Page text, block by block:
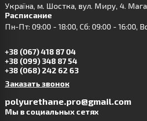
Українa, м. Шостка, вул. Миру, 4.
Расписание
Пн-Пт: 09:00 - 18:00, Сб: 09:00 - 16:00,
+38 (067) 418 87 04
+38 (099) 348 87 54
+38 (068) 242 62 63
Заказать звонок
polyurethane.pro@gmail.com
Мы в социальных сетях